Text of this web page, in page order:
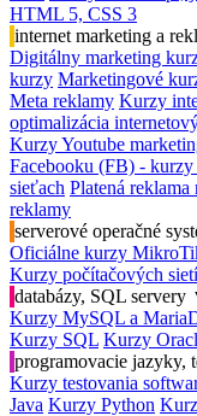
HTML 5, CSS 3
internet marketing a
Digitálny marketing
kurzy Marketingové
Meta reklamy Kurzy
optimalizácia
Kurzy Youtube
Facebooku (FB) -
sieťach Platená
reklamy
serverové operačné
Oficiálne kurzy
Kurzy počítačových sietí
databázy, SQL servery
Kurzy MySQL a
Kurzy SQL Kurzy
programovacie jazyky,
Kurzy testovania
Java Kurzy Python